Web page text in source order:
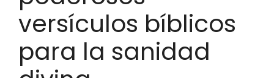
versículos bíblicos
para la sanidad